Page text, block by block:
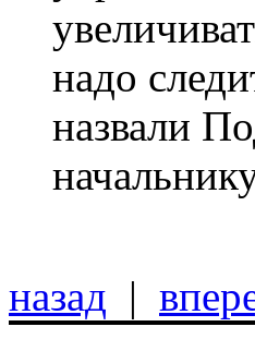
надо
назвали
назад |